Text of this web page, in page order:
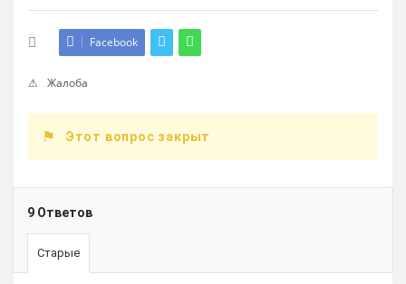
Facebook
Жалоба
Этот вопрос закрыт
9 Ответов
Старые